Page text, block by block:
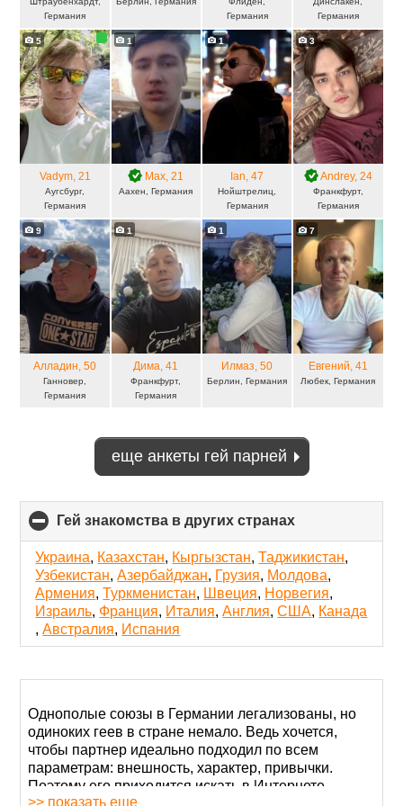
Германия
Германия
Германия
5
Vadym, 21
Аугсбург,
Германия
1
Mах, 21
Аахен, Германия
1
Ian, 47
Нойштрелиц,
Германия
3
Andrey, 24
Франкфурт,
Германия
9
Алладин, 50
Ганновер,
Германия
1
Дима, 41
Франкфурт,
Германия
1
Илмаз, 50
Берлин, Германия
7
Евгений, 41
Любек, Германия
еще анкеты гей парней
Гей знакомства в других странах
to
collapse
contents
Украина, Казахстан, Кыргызстан,Таджикистан,
Узбекистан,Азербайджан, Грузия, Молдова,
Армения,Туркменистан, Швеция, Норвегия,
Израиль, Франция, Италия,Англия,США, Канада
,Австралия, Испания
Однополые союзы в Германии легализованы, но
одиноких геев в стране немало. Ведь хочется,
чтобы партнер идеально подходил по всем
параметрам: внешность, характер, привычки.
Поэтому его приходится искать в Интернете.
>> показать еще